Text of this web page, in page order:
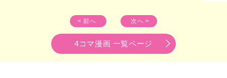
< 前へ 次へ >
4コマ漫画 一覧ページ